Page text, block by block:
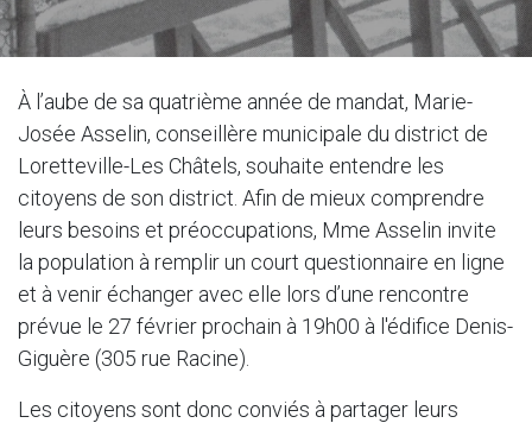
À l’aube de sa quatrième année de mandat, Marie-
Josée Asselin, conseillère municipale du district de
Loretteville-Les Châtels, souhaite entendre les
citoyens de son district. Afin de mieux comprendre
leurs besoins et préoccupations, Mme Asselin invite
la population à remplir un court questionnaire en ligne
et à venir échanger avec elle lors d’une rencontre
prévue le 27 février prochain à 19h00 à l'édifice Denis-
Giguère (305 rue Racine).
Les citoyens sont donc conviés à partager leurs